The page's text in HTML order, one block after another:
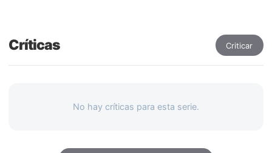
Críticas Criticar
No hay críticas para esta serie.